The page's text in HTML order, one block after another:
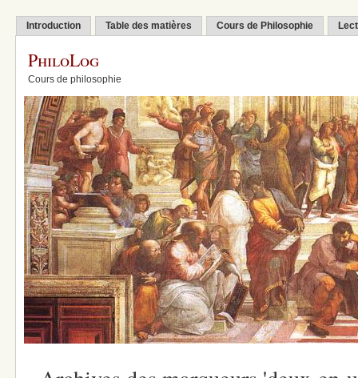
Introduction Table des matières Cours de Philosophie
PhiloLog
Cours de philosophie